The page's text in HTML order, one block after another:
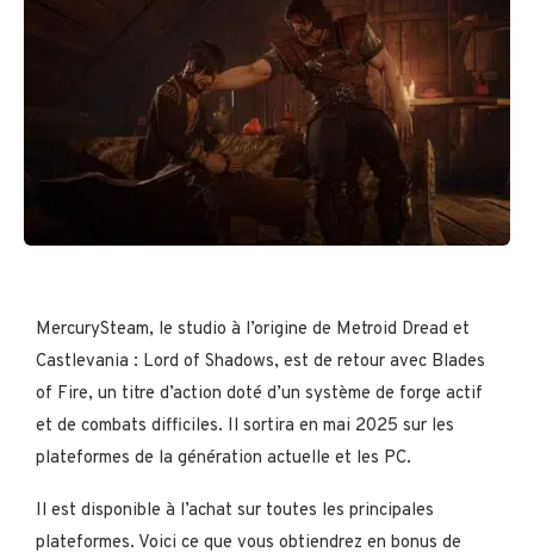
MercurySteam, le studio à l’origine de Metroid Dread et
Castlevania : Lord of Shadows, est de retour avec Blades
of Fire, un titre d’action doté d’un système de forge actif
et de combats difficiles. Il sortira en mai 2025 sur les
plateformes de la génération actuelle et les PC.
Il est disponible à l’achat sur toutes les principales
plateformes. Voici ce que vous obtiendrez en bonus de